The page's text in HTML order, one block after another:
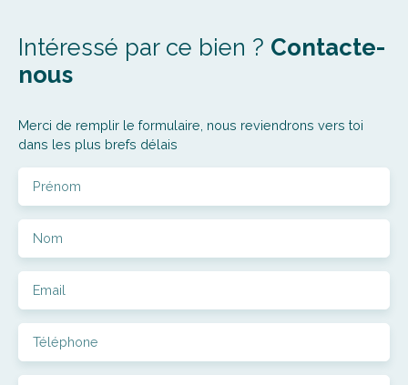
Intéressé par ce bien ? Contacte-
nous
Merci de remplir le formulaire, nous reviendrons vers toi
dans les plus brefs délais
Prénom
Nom
Email
Téléphone